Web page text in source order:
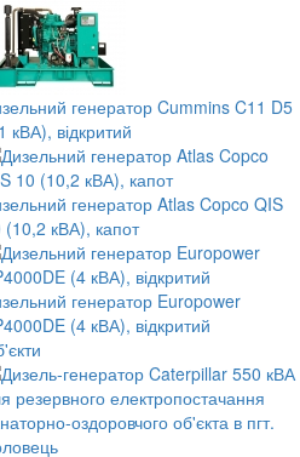
генератор Cummins C11 D5
кВА), відкритий
генератор Atlas Copco QIS
(10,2 кВА), капот
генератор Europower
(4 кВА), відкритий